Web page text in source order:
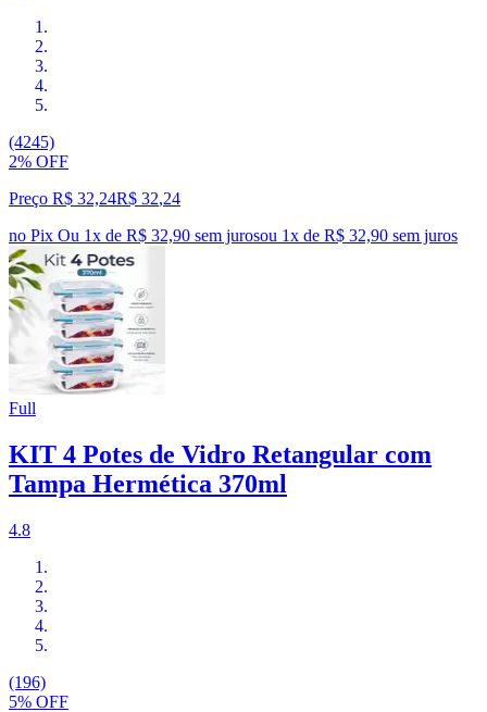
(4245)
2% OFF
Preço R$ 32,24R$ 32,24
no Pix Ou 1x de R$ 32,90 sem jurosou 1x de R$ 32,90 sem juros
Full
KIT 4 Potes de Vidro Retangular com
Tampa Hermética 370ml
4.8
(196)
5% OFF